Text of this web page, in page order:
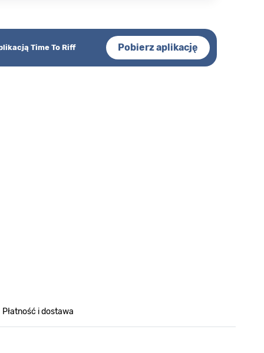
Time To Riff Pobierz aplikację
Płatność i dostawa